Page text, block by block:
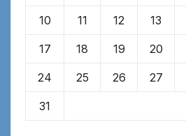
10 11 12 13
17 18 19 20
24 25 26 27
31